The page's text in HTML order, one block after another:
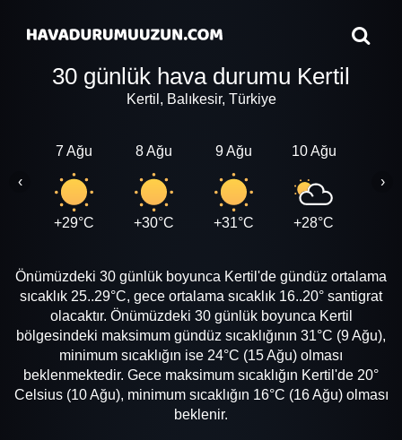
30 günlük hava durumu Kertil
Kertil, Balıkesir, Türkiye
7 Ağu
+29°C
8 Ağu
+30°C
9 Ağu
+31°C
10 Ağu
+28°C
‹ ›
Önümüzdeki 30 günlük boyunca Kertil'de gündüz ortalama
sıcaklık 25..29°C, gece ortalama sıcaklık 16..20° santigrat
olacaktır. Önümüzdeki 30 günlük boyunca Kertil
bölgesindeki maksimum gündüz sıcaklığının 31°C (9 Ağu),
minimum sıcaklığın ise 24°C (15 Ağu) olması
beklenmektedir. Gece maksimum sıcaklığın Kertil'de 20°
Celsius (10 Ağu), minimum sıcaklığın 16°C (16 Ağu) olması
beklenir.